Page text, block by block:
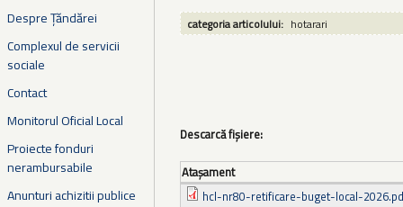
Despre Țăndărei
Complexul de servicii
sociale
Contact
Monitorul Oficial Local
Proiecte fonduri
nerambursabile
Anunturi achizitii publice
categoria articolului: hotarari
Descarcă fișiere:
Ataşament
hcl-nr80-retificare-buget-local-